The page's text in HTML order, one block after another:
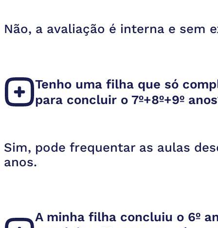
Não, a avaliação é interna e sem
Tenho uma filha que só
para concluir o 7º+8º+9º
Sim, pode frequentar as aulas
anos.
A minha filha concluiu o 6º